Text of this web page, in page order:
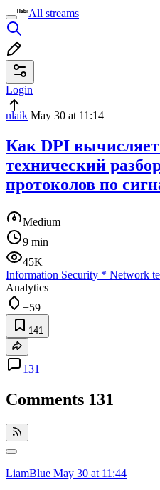
All streams
Login
nlaik May 30 at 11:14
Как DPI
технический
протоколов по
Medium
9 min
45K
Information Security * Network
Analytics
+59
141
131
Comments 131
LiamBlue May 30 at 11:44